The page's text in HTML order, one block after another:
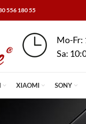
556 180 55
Mo-Fr:
Sa:
XIAOMI SONY